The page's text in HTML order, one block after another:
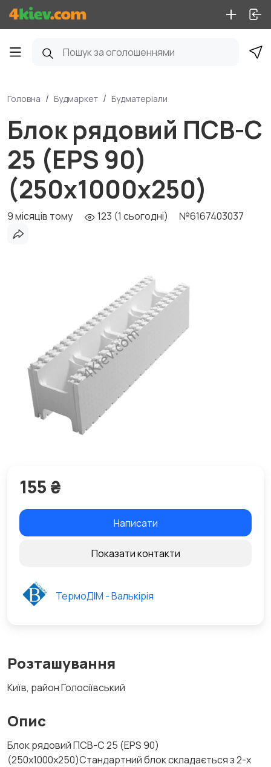
Головна Будмаркет Будматеріали
Блок рядовий ПСВ-С
25 (EPS 90)
(250x1000x250)
9 місяців тому 123 (1 сьогодні) №6167403037
Розташування
Київ, район Голосіївський
Опис
Блок рядовий ПСВ-С 25 (EPS 90)
(250x1000x250)Стандартний блок складається з 2-х
155 ₴
Написати
Показати контакти
ТермоДІМ - Валькірія